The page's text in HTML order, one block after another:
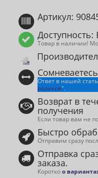
Артикул:
Товар в наличии!
Ответ в нашей
роликов".
Возврат в
получения
Если товар вам не
Быстро
Отправим сразу
Отправка
заказа.
Короткоо